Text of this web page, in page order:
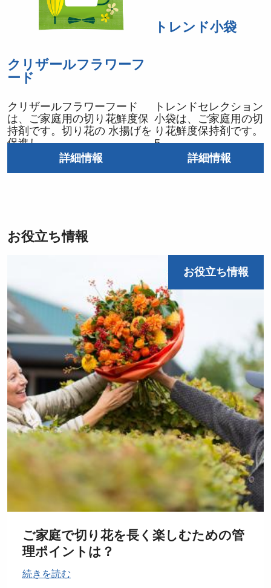
クリザールフラワーフ
ード
クリザールフラワーフード
は、ご家庭用の切り花鮮度保
持剤です。切り花の 水揚げを
促進し
詳細情報
トレンド小袋
トレンドセレクション
小袋は、ご家庭用の切
り花鮮度保持剤です。
5
詳細情報
お役立ち情報
お役立ち情報
ご家庭で切り花を長く楽しむための管
理ポイントは？
続きを読む